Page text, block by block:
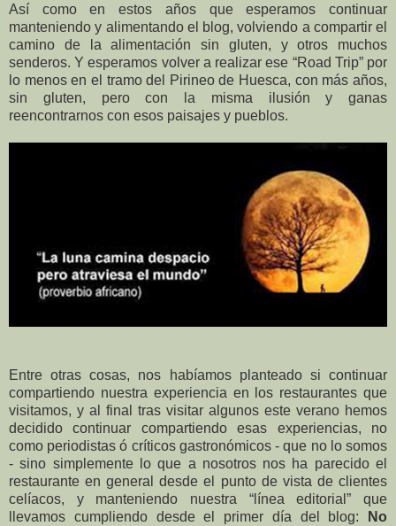
Así como en estos años que esperamos continuar
manteniendo y alimentando el blog, volviendo a compartir el
camino de la alimentación sin gluten, y otros muchos
senderos. Y esperamos volver a realizar ese “Road Trip” por
lo menos en el tramo del Pirineo de Huesca, con más años,
sin gluten, pero con la misma ilusión y ganas
reencontrarnos con esos paisajes y pueblos.
Entre otras cosas, nos habíamos planteado si continuar
compartiendo nuestra experiencia en los restaurantes que
visitamos, y al final tras visitar algunos este verano hemos
decidido continuar compartiendo esas experiencias, no
como periodistas ó críticos gastronómicos - que no lo somos
- sino simplemente lo que a nosotros nos ha parecido el
restaurante en general desde el punto de vista de clientes
celíacos, y manteniendo nuestra “línea editorial” que
llevamos cumpliendo desde el primer día del blog:
No